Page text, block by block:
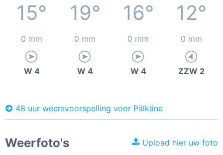
15° 19° 16° 12°
0 mm 0 mm 0 mm 0 mm
W 4 W 4 W 4 ZZW 2
48 uur weersvoorspelling voor Pälkäne
Weerfoto's Upload hier uw foto